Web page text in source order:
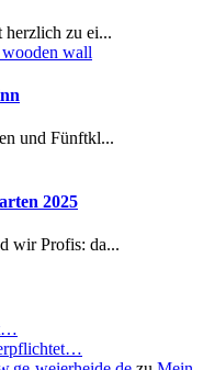
herzlich zu ei...
und Fünftkl...
2025
wir Profis: da...